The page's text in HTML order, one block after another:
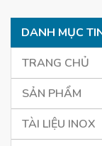
DANH MỤC
TRANG CHỦ
SẢN PHẨM
TÀI LIỆU INOX